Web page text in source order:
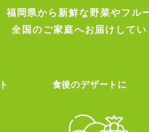
福岡県から新鮮な野菜やフル
全国のご家庭へお届けしてい
食後のデザートに